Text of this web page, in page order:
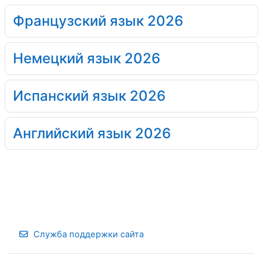
Французский язык 2026
Немецкий язык 2026
Испанский язык 2026
Английский язык 2026
Служба поддержки сайта